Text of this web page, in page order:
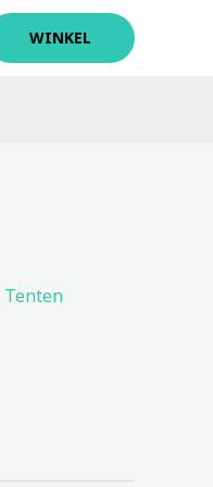
WINKEL
Tenten